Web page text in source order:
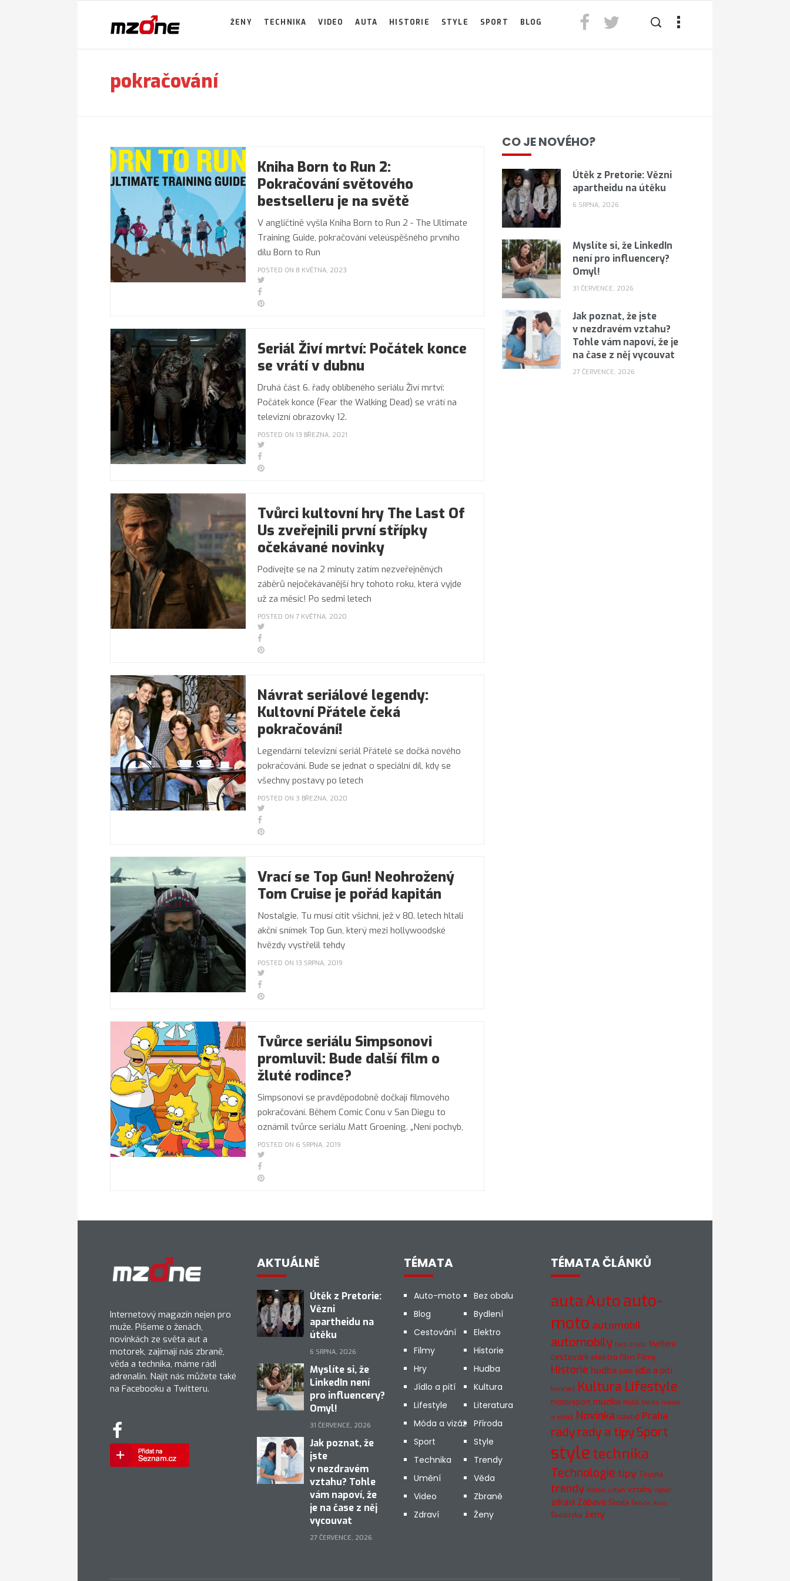
ŽENY TECHNIKA VIDEO AUTA HISTORIE STYLE SPORT BLOG
pokračování
Kniha Born to Run 2:
Pokračování světového
bestselleru je na světě
V angličtině vyšla Kniha Born to Run 2 - The Ultimate
Training Guide, pokračování veleúspěšného prvního
dílu Born to Run
POSTED ON 8 KVĚTNA, 2023
Seriál Živí mrtví: Počátek konce
se vrátí v dubnu
Druhá část 6. řady oblíbeného seriálu Živí mrtví:
Počátek konce (Fear the Walking Dead) se vrátí na
televizní obrazovky 12.
POSTED ON 13 BŘEZNA, 2021
Tvůrci kultovní hry The Last Of
Us zveřejnili první střípky
očekávané novinky
Podívejte se na 2 minuty zatím nezveřejněných
záběrů nejočekávanější hry tohoto roku, která vyjde
už za měsíc! Po sedmi letech
POSTED ON 7 KVĚTNA, 2020
Návrat seriálové legendy:
Kultovní Přátele čeká
pokračování!
Legendární televizní seriál Přátelé se dočká nového
pokračování. Bude se jednat o speciální díl, kdy se
všechny postavy po letech
POSTED ON 3 BŘEZNA, 2020
Vrací se Top Gun! Neohrožený
Tom Cruise je pořád kapitán
Nostalgie. Tu musí cítit všichni, jež v 80. letech hltali
akční snímek Top Gun, který mezi hollywoodské
hvězdy vystřelil tehdy
POSTED ON 13 SRPNA, 2019
Tvůrce seriálu Simpsonovi
promluvil: Bude další film o
žluté rodince?
Simpsonovi se pravděpodobně dočkají filmového
pokračování. Během Comic Conu v San Diegu to
oznámil tvůrce seriálu Matt Groening. „Není pochyb,
POSTED ON 6 SRPNA, 2019
CO JE NOVÉHO?
Útěk z Pretorie: Vězni
apartheidu na útěku
6 SRPNA, 2026
Myslíte si, že LinkedIn
není pro influencery?
Omyl!
31 ČERVENCE, 2026
Jak poznat, že jste
v nezdravém vztahu?
Tohle vám napoví, že je
na čase z něj vycouvat
27 ČERVENCE, 2026
Internetový magazín nejen pro
muže. Píšeme o ženách,
novinkách ze světa aut a
motorek, zajímají nás zbraně,
věda a technika, máme rádi
adrenalin. Najít nás můžete také
na Facebooku a Twitteru.
AKTUÁLNĚ
Útěk z Pretorie:
Vězni
apartheidu na
útěku
6 SRPNA, 2026
Myslíte si, že
LinkedIn není
pro influencery?
Omyl!
31 ČERVENCE, 2026
Jak poznat, že
jste
v nezdravém
vztahu? Tohle
vám napoví, že
je na čase z něj
vycouvat
27 ČERVENCE, 2026
TÉMATA
Auto-moto
Bez obalu
Blog
Bydlení
Cestování
Elektro
Filmy
Historie
Hry
Hudba
Jídlo a pití
Kultura
Lifestyle
Literatura
Móda a vizáž
Příroda
Sport
Style
Technika
Trendy
Umění
Věda
Video
Zbraně
Zdraví
Ženy
TÉMATA ČLÁNKŮ
autaAutoauto-
moto automobil
automobily bez obalu bydlení
cestování elektro film Filmy
Historie hudba jídlo jídlo a pití
koncert Kultura Lifestyle
motorsport muzika muži Móda móda
a vizáž Novinka návod Praha
radyrady a tipySport
styletechnika
Technologie tipy Toyota
trendy Video vztah vztahy výběr
zdraví Zábava Škoda Škoda Auto
Škodovka ženy